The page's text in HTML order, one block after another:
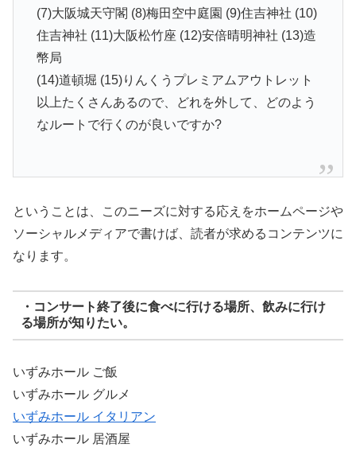
(7)大阪城天守閣 (8)梅田空中庭園 (9)住吉神社 (10)
住吉神社 (11)大阪松竹座 (12)安倍晴明神社 (13)造
幣局
(14)道頓堀 (15)りんくうプレミアムアウトレット
以上たくさんあるので、どれを外して、どのよう
なルートで行くのが良いですか?
ということは、このニーズに対する応えをホームページや
ソーシャルメディアで書けば、読者が求めるコンテンツに
なります。
・コンサート終了後に食べに行ける場所、飲みに行け
る場所が知りたい。
いずみホール ご飯
いずみホール グルメ
いずみホール イタリアン
いずみホール 居酒屋